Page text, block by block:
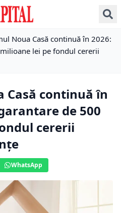
Noua Casă continuă în 2026:
lei pe fondul cererii
Casă continuă în
de 500
cererii
WhatsApp